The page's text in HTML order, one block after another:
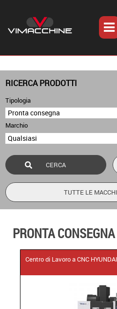
RICERCA PRODOTTI
Tipologia
Marchio
TUTTE LE
PRONTA CONSEGNA
Centro di Lavoro a CNC